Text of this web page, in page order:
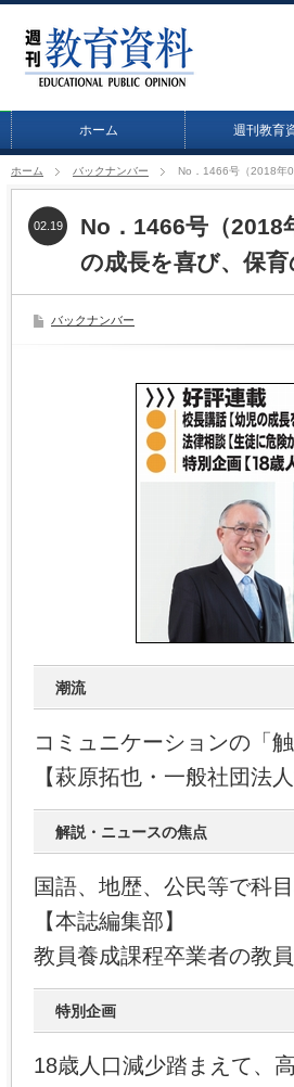
ホーム 週刊教育
ホーム バックナンバー No．1466号（2018年
No．1466号（2018
の成長を喜び、保
02.19
バックナンバー
潮流
コミュニケーションの「
【萩原拓也・一般社団
解説・ニュースの焦点
国語、地歴、公民等で科
【本誌編集部】
教員養成課程卒業者の教
特別企画
18歳人口減少踏まえて、